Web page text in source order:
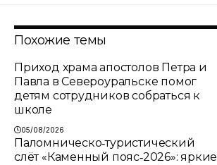
Похожие темы
Приход храма апостолов Петра и
Павла в Североуральске помог
детям сотрудников собраться к
школе
05/08/2026
Паломническо‑туристический
слёт «Каменный пояс‑2026»: яркие